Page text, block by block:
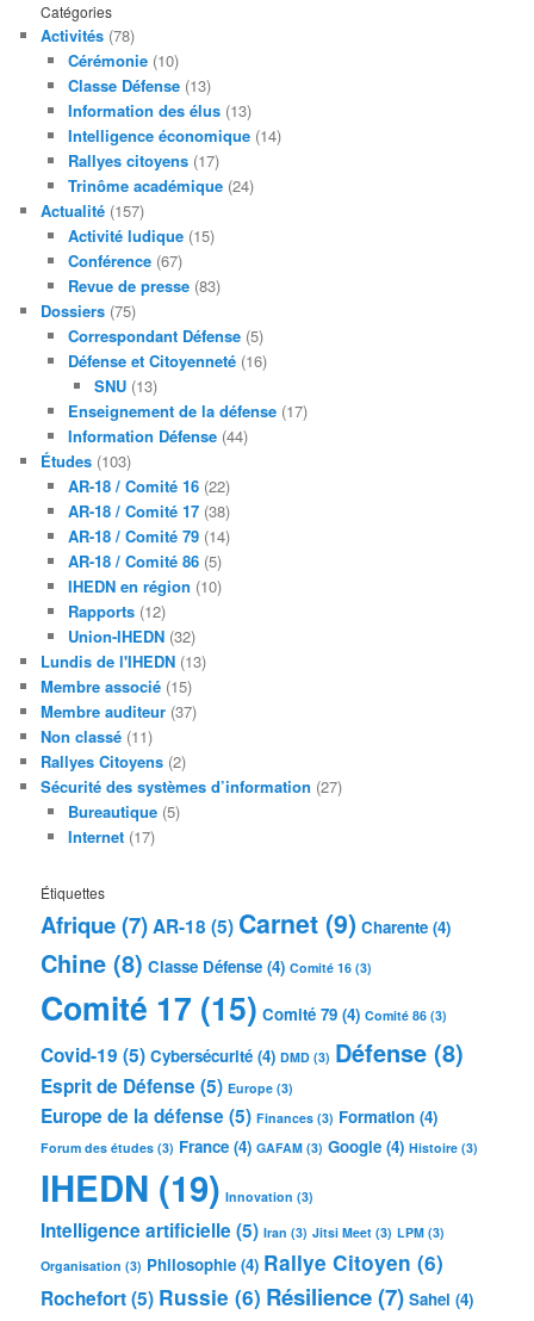
Catégories
Activités (78)
Cérémonie(10)
Classe Défense(13)
Information des élus(13)
Intelligence économique(14)
Rallyes citoyens(17)
Trinôme académique(24)
Actualité (157)
Activité ludique(15)
Conférence(67)
Revue de presse(83)
Dossiers (75)
Correspondant Défense(5)
Défense et Citoyenneté(16)
SNU (13)
Enseignement de la défense(17)
Information Défense(44)
Études (103)
AR-18 / Comité 16(22)
AR-18 / Comité 17(38)
AR-18 / Comité 79(14)
AR-18 / Comité 86(5)
IHEDN en région (10)
Rapports(12)
Union-IHEDN(32)
Lundis de l'IHEDN (13)
Membre associé (15)
Membre auditeur (37)
Non classé (11)
Rallyes Citoyens (2)
Sécurité des systèmes d’information (27)
Bureautique(5)
Internet(17)
Étiquettes
Afrique(7)AR-18 (5) Carnet(9) Charente (4)
Chine (8) Classe Défense (4) Comité 16 (3)
Comité 17 (15) Comité 79 (4) Comité 86 (3)
Covid-19 (5) Cybersécurité (4) DMD (3) Défense (8)
Esprit de Défense (5) Europe (3)
Europe de la défense (5) Finances (3) Formation (4)
Forum des études (3) France (4) GAFAM (3) Google (4) Histoire (3)
IHEDN (19) Innovation (3)
Intelligence artificielle (5) Iran (3) Jitsi Meet (3) LPM (3)
Organisation (3) Philosophie (4) Rallye Citoyen (6)
Rochefort(5) Russie (6) Résilience(7) Sahel (4)